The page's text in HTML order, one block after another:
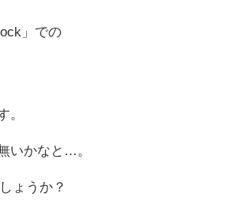
」での
。
いかなと…。
ょうか？